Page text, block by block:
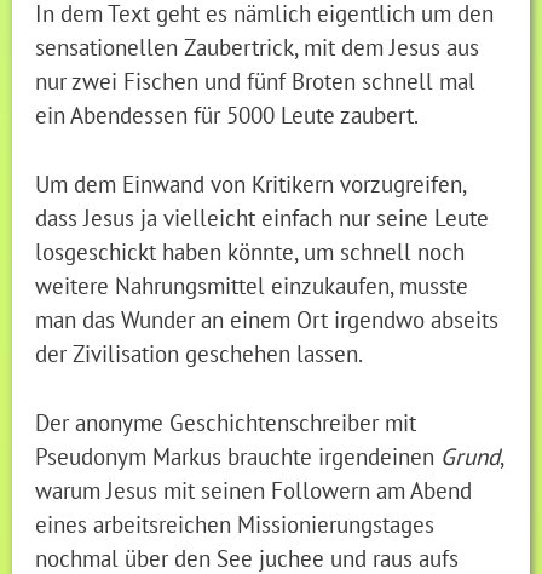
In dem Text geht es nämlich eigentlich um den
sensationellen Zaubertrick, mit dem Jesus aus
nur zwei Fischen und fünf Broten schnell mal
ein Abendessen für 5000 Leute zaubert.
Um dem Einwand von Kritikern vorzugreifen,
dass Jesus ja vielleicht einfach nur seine Leute
losgeschickt haben könnte, um schnell noch
weitere Nahrungsmittel einzukaufen, musste
man das Wunder an einem Ort irgendwo abseits
der Zivilisation geschehen lassen.
Der anonyme Geschichtenschreiber mit
Pseudonym Markus brauchte irgendeinen Grund,
warum Jesus mit seinen Followern am Abend
eines arbeitsreichen Missionierungstages
nochmal über den See juchee und raus aufs